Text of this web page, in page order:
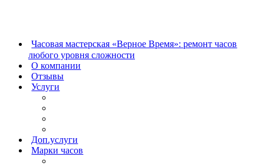
Часовая мастерская «Верное Время»: ремонт часов
любого уровня сложности
О компании
Отзывы
Услуги
Доп.услуги
Марки часов